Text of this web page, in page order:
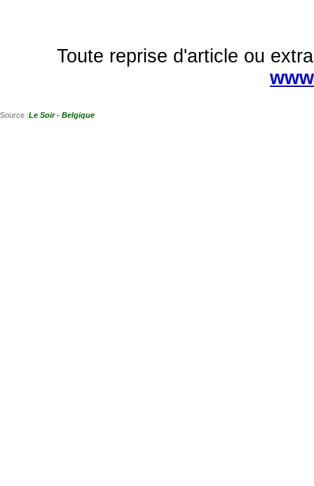
Toute reprise d'article ou
Source :Le Soir - Belgique